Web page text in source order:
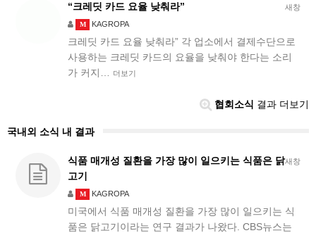
새창
“크레딧 카드 요율 낮춰라”
M KAGROPA
크레딧 카드 요율 낮춰라” 각 업소에서 결제수단으로
사용하는 크레딧 카드의 요율을 낮춰야 한다는 소리
가 커지…
더보기
협회소식 결과 더보기
국내외 소식 내 결과
새창
식품 매개성 질환을 가장 많이 일으키는 식품은 닭
고기
M KAGROPA
미국에서 식품 매개성 질환을 가장 많이 일으키는 식
품은 닭고기이라는 연구 결과가 나왔다. CBS뉴스는